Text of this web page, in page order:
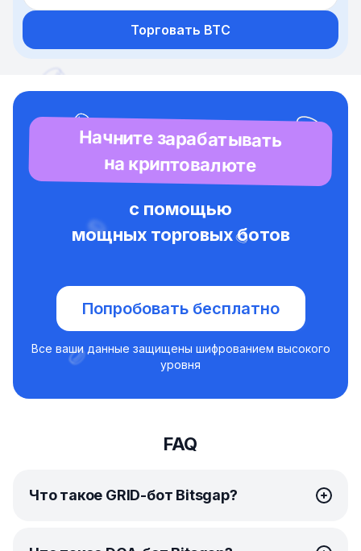
Торговать BTC
Начните зарабатывать
на криптовалюте
с помощью
мощных торговых ботов
Попробовать бесплатно
Все ваши данные защищены шифрованием высокого
уровня
FAQ
Что такое GRID-бот Bitsgap?
GRID-бот
от Bitsgap — это продвинутый инструмент